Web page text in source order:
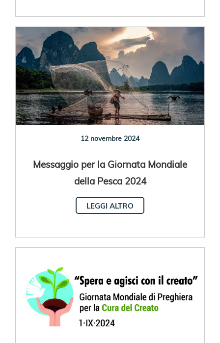
12 novembre 2024
Messaggio per la Giornata Mondiale
della Pesca 2024
LEGGI ALTRO